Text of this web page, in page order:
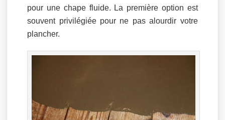
pour une chape fluide. La première option est
souvent privilégiée pour ne pas alourdir votre
plancher.